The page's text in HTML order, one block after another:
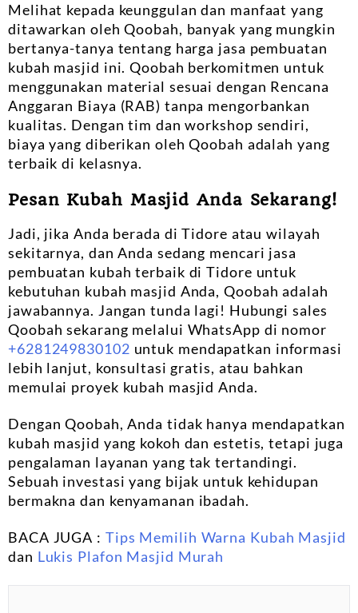
Melihat kepada keunggulan dan manfaat yang
ditawarkan oleh Qoobah, banyak yang mungkin
bertanya-tanya tentang harga jasa pembuatan
kubah masjid ini. Qoobah berkomitmen untuk
menggunakan material sesuai dengan Rencana
Anggaran Biaya (RAB) tanpa mengorbankan
kualitas. Dengan tim dan workshop sendiri,
biaya yang diberikan oleh Qoobah adalah yang
terbaik di kelasnya.
Pesan Kubah Masjid Anda Sekarang!
Jadi, jika Anda berada di Tidore atau wilayah
sekitarnya, dan Anda sedang mencari jasa
pembuatan kubah terbaik di Tidore untuk
kebutuhan kubah masjid Anda, Qoobah adalah
jawabannya. Jangan tunda lagi! Hubungi sales
Qoobah sekarang melalui WhatsApp di nomor
+6281249830102 untuk mendapatkan informasi
lebih lanjut, konsultasi gratis, atau bahkan
memulai proyek kubah masjid Anda.
Dengan Qoobah, Anda tidak hanya mendapatkan
kubah masjid yang kokoh dan estetis, tetapi juga
pengalaman layanan yang tak tertandingi.
Sebuah investasi yang bijak untuk kehidupan
bermakna dan kenyamanan ibadah.
BACA JUGA : Tips Memilih Warna Kubah Masjid
dan Lukis Plafon Masjid Murah